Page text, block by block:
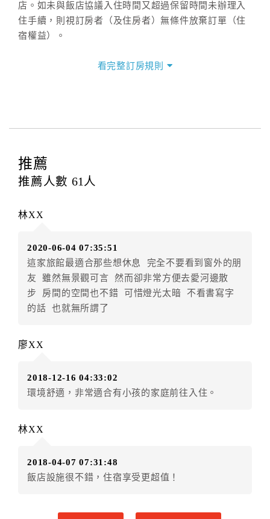
店。如未與飯店協議入住時間又超過保留時間未辦理入
住手續，則視訂房者（及住房者）無條件放棄訂單（住
宿權益）。
四、訂單異動
提出申辦不得異動訂單。
每筆訂單異動限定
辦理取消退款。
房者應補足差額。（限原訂飯店）
房者不得要求退其差額。（限原訂飯店）
五、保留住宿權益(保留住房)
．訂房者因故辦理訂單異動，本飯店可接受保留住宿金
額12個月限原訂飯店），異動完成後不得辦理取消退
店客滿，敬請及早計畫，如逾時未提出申辦，視同無條
．每筆訂單異動限定乙次，限原訂飯店，異動完成後不
得辦理取消退款。
訂房者應補足差額。 限原訂飯店
六、取消訂單
看完整訂房規則
推薦
推薦人數 61 人
林XX
2020-06-04 07:35:51
這家旅館最適合那些想休息 完全不要看到窗外的朋
友 雖然無景觀可言 然而卻非常方便去愛河邊散
步 房間的空間也不錯 可惜燈光太暗 不看書寫字
的話 也就無所謂了
廖XX
2018-12-16 04:33:02
環境舒適，非常適合有小孩的家庭前往入住。
林XX
2018-04-07 07:31:48
飯店設施很不錯，住宿享受更超值！